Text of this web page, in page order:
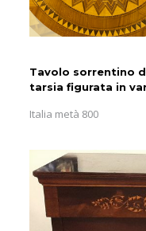
Tavolo sorrentino
tarsia figurata in
Italia metà 800